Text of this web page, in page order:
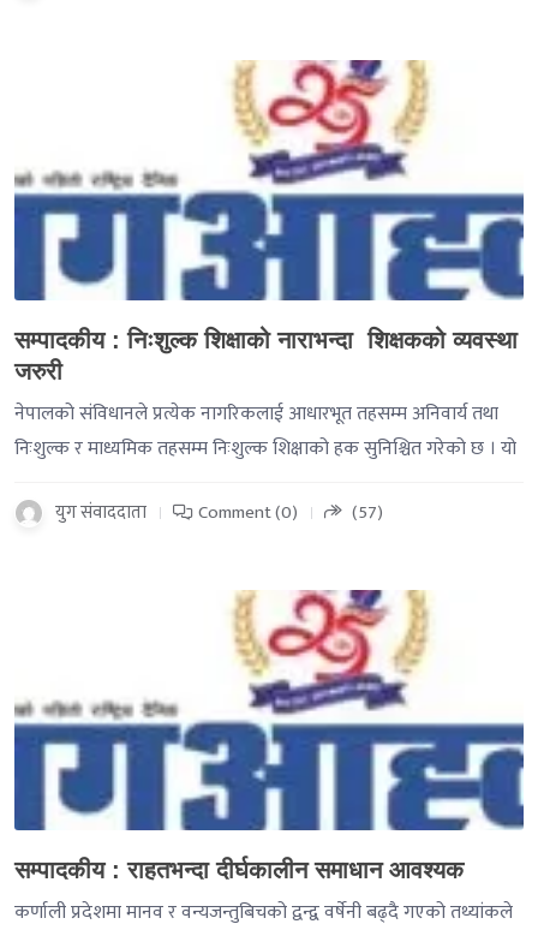
सम्पादकीय : निःशुल्क शिक्षाको नाराभन्दा शिक्षकको व्यवस्था
जरुरी
नेपालको संविधानले प्रत्येक नागरिकलाई आधारभूत तहसम्म अनिवार्य तथा
निःशुल्क र माध्यमिक तहसम्म निःशुल्क शिक्षाको हक सुनिश्चित गरेको छ । यो
युग संवाददाता Comment (0) (57)
सम्पादकीय : राहतभन्दा दीर्घकालीन समाधान आवश्यक
कर्णाली प्रदेशमा मानव र वन्यजन्तुबिचको द्वन्द्व वर्षेनी बढ्दै गएको तथ्यांकले